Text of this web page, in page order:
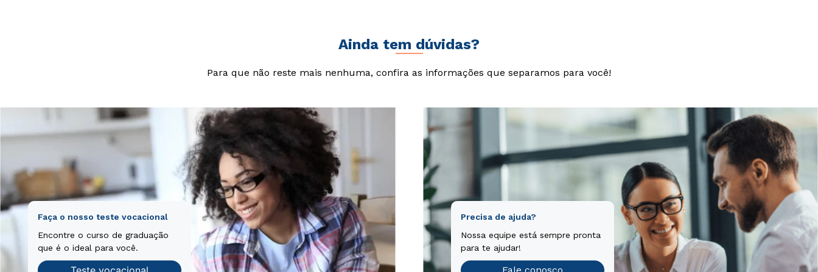
Ainda tem dúvidas?
Para que não reste mais nenhuma, confira as informações que separamos para você!
Faça o nosso teste vocacional
Encontre o curso de graduação
que é o ideal para você.
Precisa de ajuda?
Nossa equipe está sempre pronta
para te ajudar!